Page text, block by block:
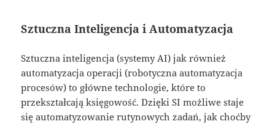
Sztuczna Inteligencja i Automatyzacja
Sztuczna inteligencja (systemy AI) jak również
automatyzacja operacji (robotyczna automatyzacja
procesów) to główne technologie, które to
przekształcają księgowość. Dzięki SI możliwe staje
się automatyzowanie rutynowych zadań, jak choćby